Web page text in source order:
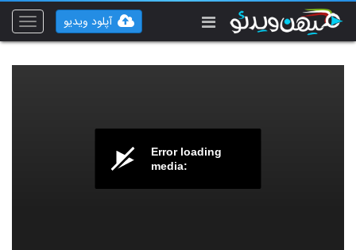
Toggle
آپلود ویدیو
Error loading
media: